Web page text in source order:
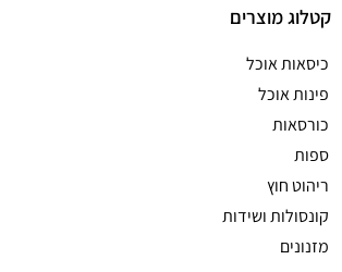
קטלוג מוצרים
כיסאות אוכל
פינות אוכל
כורסאות
ספות
ריהוט חוץ
קונסולות ושידות
מזנונים